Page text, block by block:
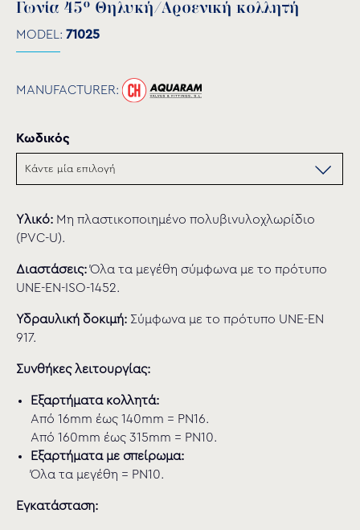
Γωνία 45° Θηλυκή/Αρσενική κολλητή
MODEL: 71025
MANUFACTURER:
Κωδικός
Υλικό: Μη πλαστικοποιημένο πολυβινυλοχλωρίδιο
(PVC-U).
Διαστάσεις:Όλα τα μεγέθη σύμφωνα με το πρότυπο
UNE-EN-ISO-1452.
Υδραυλική δοκιμή: Σύμφωνα με το πρότυπο UNE-EN
917.
Συνθήκες λειτουργίας:
Εξαρτήματα κολλητά:
Από 16mm έως 140mm = PN16.
Από 160mm έως 315mm = PN10.
Εξαρτήματα με σπείρωμα:
Όλα τα μεγέθη = PN10.
Εγκατάσταση: